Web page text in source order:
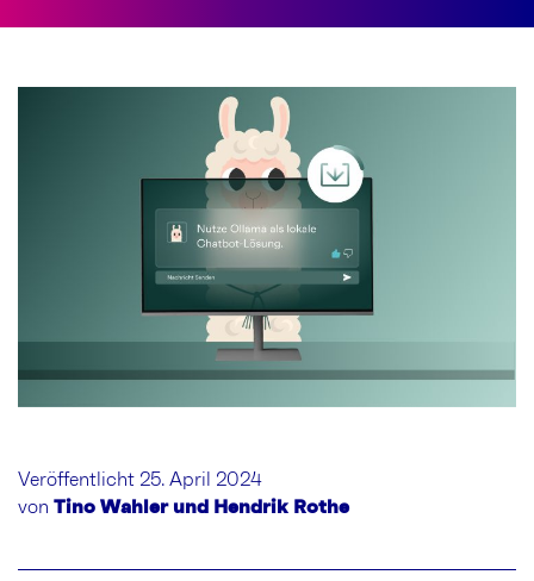
Veröffentlicht 25. April 2024
von Tino Wahler und Hendrik Rothe